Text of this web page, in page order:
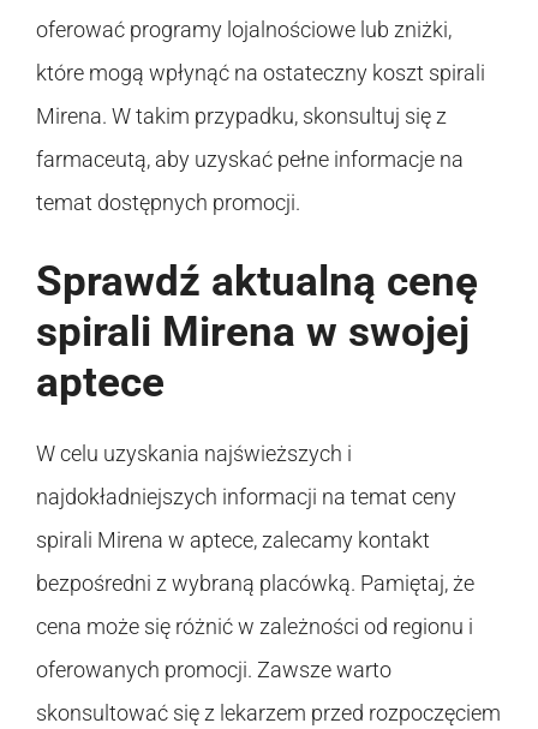
oferować programy lojalnościowe lub zniżki,
które mogą wpłynąć na ostateczny koszt spirali
Mirena. W takim przypadku, skonsultuj się z
farmaceutą, aby uzyskać pełne informacje na
temat dostępnych promocji.
Sprawdź aktualną cenę
spirali Mirena w swojej
aptece
W celu uzyskania najświeższych i
najdokładniejszych informacji na temat ceny
spirali Mirena w aptece, zalecamy kontakt
bezpośredni z wybraną placówką. Pamiętaj, że
cena może się różnić w zależności od regionu i
oferowanych promocji. Zawsze warto
skonsultować się z lekarzem przed rozpoczęciem